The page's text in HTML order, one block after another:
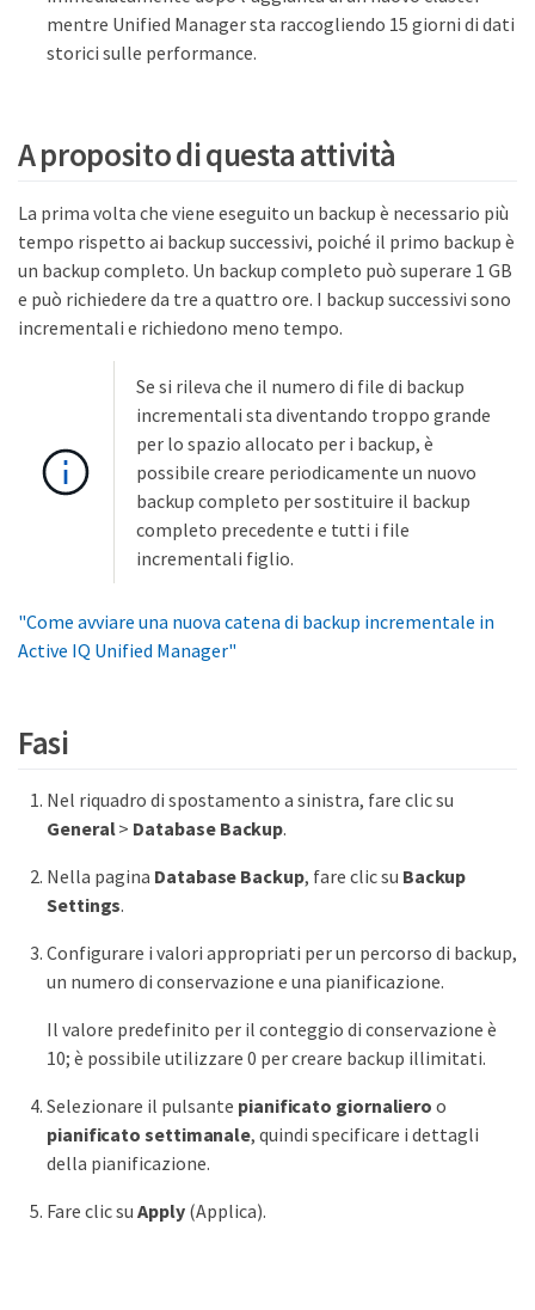
mentre Unified Manager sta raccogliendo 15 giorni di dati
storici sulle performance.
A proposito di questa attività
La prima volta che viene eseguito un backup è necessario più
tempo rispetto ai backup successivi, poiché il primo backup è
un backup completo. Un backup completo può superare 1 GB
e può richiedere da tre a quattro ore. I backup successivi sono
incrementali e richiedono meno tempo.
Se si rileva che il numero di file di backup
incrementali sta diventando troppo grande
per lo spazio allocato per i backup, è
possibile creare periodicamente un nuovo
backup completo per sostituire il backup
completo precedente e tutti i file
incrementali figlio.
"Come avviare una nuova catena di backup incrementale in
Active IQ Unified Manager"
Fasi
Nel riquadro di spostamento a sinistra, fare clic su
General> Database Backup.
Nella pagina Database Backup, fare clic su Backup
Settings.
Configurare i valori appropriati per un percorso di backup,
un numero di conservazione e una pianificazione.
Il valore predefinito per il conteggio di conservazione è
10; è possibile utilizzare 0 per creare backup illimitati.
Selezionare il pulsante pianificato giornaliero o
pianificato settimanale, quindi specificare i dettagli
della pianificazione.
Fare clic su Apply(Applica).